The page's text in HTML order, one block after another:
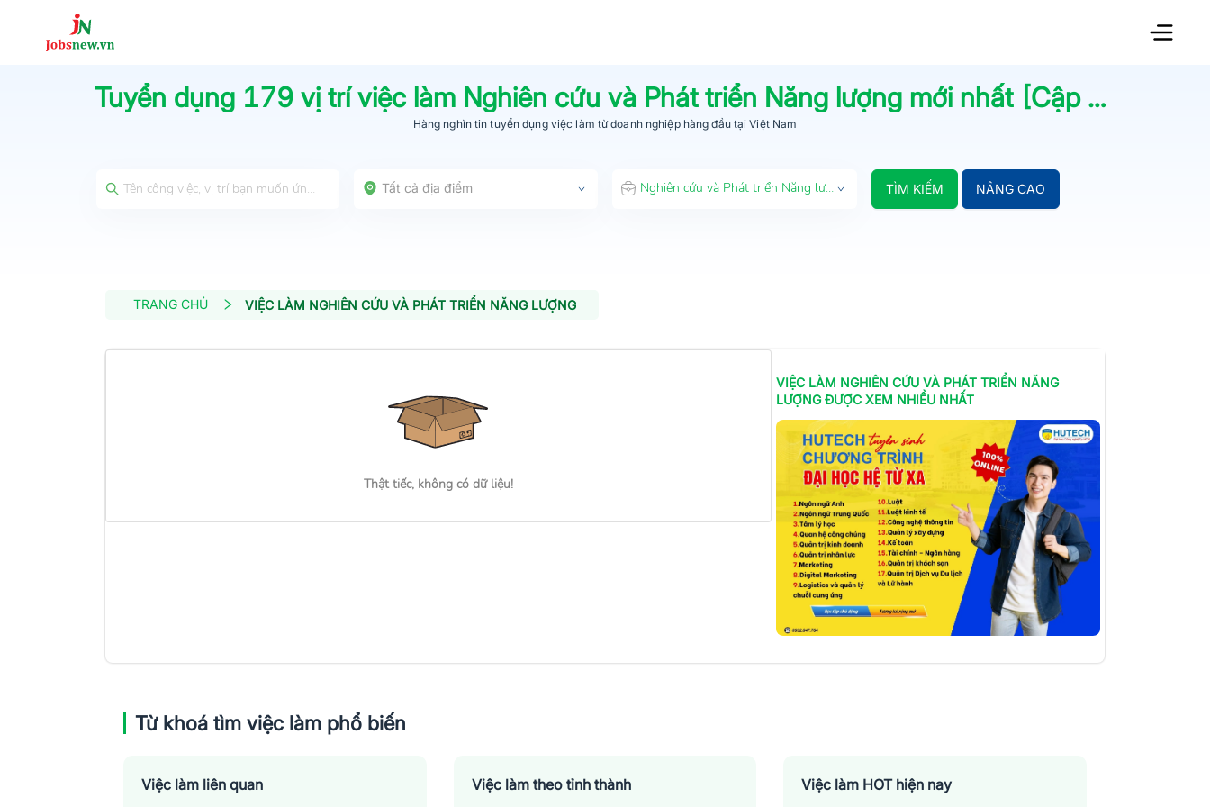
Tuyển dụng 179vị trí việc làm Nghiên cứu và Phát triển Năng lượngmới nhất [Cập nhật
Hàng nghìn tin tuyển dụng việc làm từdoanh nghiệp hàng đầutại Việt Nam
Tất cả địa điểm Nghiên cứu và Phát triển Năng lượng TÌM KIẾM NÂNG CAO
TRANG CHỦ VIỆC LÀM NGHIÊN CỨU VÀ PHÁT TRIỂN NĂNG LƯỢNG
Thật tiếc, không có dữ liệu!
VIỆC LÀM NGHIÊN CỨU VÀ PHÁT TRIỂN NĂNG
LƯỢNGĐƯỢC XEM NHIỀU NHẤT
Từ khoá tìm việc làm phổ biến
Việc làm liên quan Việc làm theo tỉnh thành Việc làm HOT hiện nay